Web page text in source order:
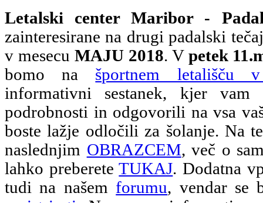
Letalski center Maribor -
zainteresirane na drugi padalski
v mesecu MAJU 2018. V petek
bomo na športnem letališču
informativni sestanek, kjer vam
podrobnosti in odgovorili na vsa
boste lažje odločili za šolanje. Na
naslednjim OBRAZCEM, več o
lahko prebereteTUKAJ. Dodatna
tudi na našem forumu, vendar se